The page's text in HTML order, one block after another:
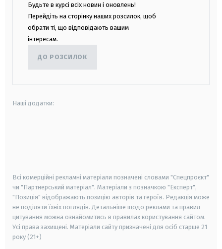
Будьте в курсі всіх новин і оновлень!
Перейдіть на сторінку наших розсилок, щоб
обрати ті, що відповідають вашим
інтересам.
ДО РОЗСИЛОК
Наші додатки:
Всі комерційні рекламні матеріали позначені словами "Спецпроєкт"
чи "Партнерський матеріал". Матеріали з позначкою "Експерт",
"Позиція" відображають позицію авторів та героїв. Редакція може
не поділяти їхніх поглядів. Детальніше щодо реклами та правил
цитування можна ознайомитись в правилах користування сайтом.
Усі права захищені. Матеріали сайту призначені для осіб старше 21
року (21+)